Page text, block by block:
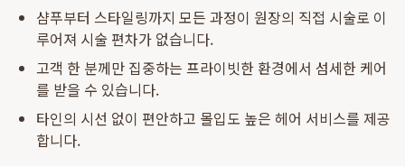
샴푸부터 스타일링까지 모든 과정이 원장의 직접 시술로 이
루어져 시술 편차가 없습니다.
고객 한 분께만 집중하는 프라이빗한 환경에서 섬세한 케어
를 받을 수 있습니다.
타인의 시선 없이 편안하고 몰입도 높은 헤어 서비스를 제공
합니다.